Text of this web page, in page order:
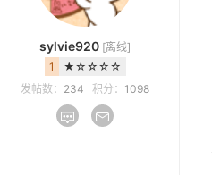
sylvie920 [离线]
1
★☆☆☆☆
发帖数： 234 积分： 1098